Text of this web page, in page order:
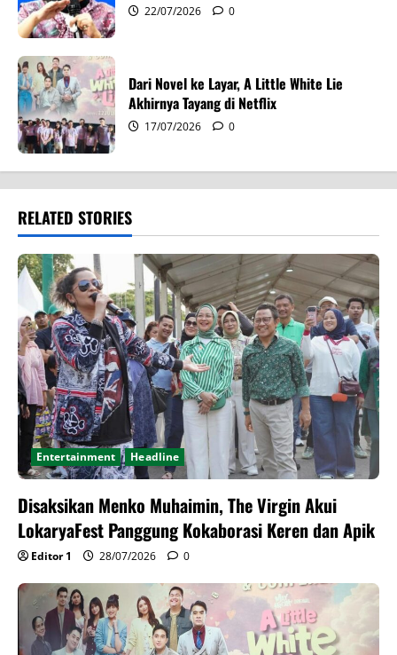
22/07/2026 0
Dari Novel ke Layar, A Little White Lie
Akhirnya Tayang di Netflix
17/07/2026 0
RELATED STORIES
Entertainment Headline
Disaksikan Menko Muhaimin, The Virgin Akui
LokaryaFest Panggung Kokaborasi Keren dan Apik
Editor 1 28/07/2026 0